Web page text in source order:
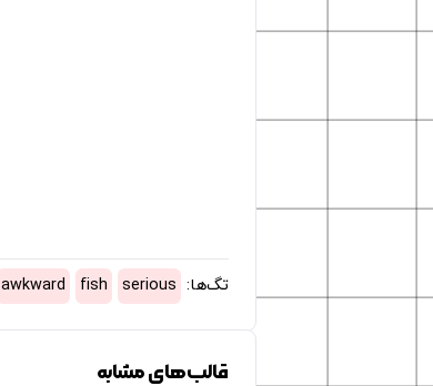
تگ‌ها: serious
fish
awkward
قالب‌های مشابه